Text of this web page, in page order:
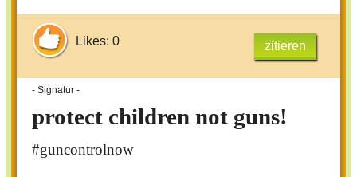
Likes: 0 zitieren
- Signatur -
protect children not guns!
#guncontrolnow